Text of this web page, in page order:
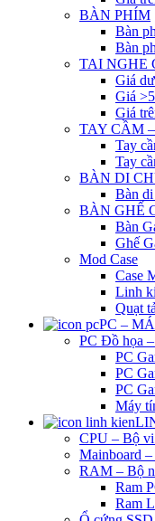
BÀN PHÍM
Bàn
Bàn
TAI NGHE
Giá
Giá
Giá
TAY CẦM
Tay
Tay
BÀN DI
Bàn
BÀN GHẾ
Bàn
Ghế
Mod Case
Case
Linh
Quạt
PC –
PC Đồ họa
PC
PC
PC
Máy
CPU – Bộ
Mainboard
RAM – Bộ
Ram
Ram